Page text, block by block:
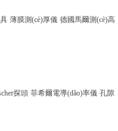
薄膜測(cè)厚儀 德國馬爾測(cè)高
探頭 菲希爾電導(dǎo)率儀 孔隙